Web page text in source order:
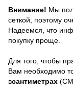
Внимание! Мы
сеткой, поэтому
Надеемся, что
покупку проще.
Для того, чтобы
Вам необходимо
всантиметрах